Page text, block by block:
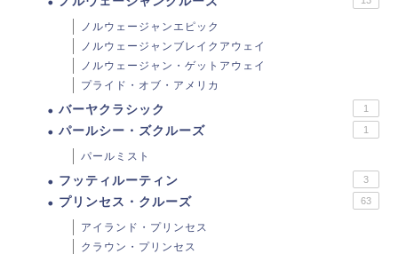
ノルウェージャンエピック
ノルウェージャンブレイクアウェイ
ノルウェージャン・ゲットアウェイ
プライド・オブ・アメリカ
バーヤクラシック 1
パールシー・ズクルーズ 1
パールミスト
フッティルーティン 3
プリンセス・クルーズ 63
アイランド・プリンセス
クラウン・プリンセス